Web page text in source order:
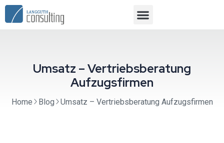
Umsatz – Vertriebsberatung
Aufzugsfirmen
Home Blog Umsatz – Vertriebsberatung Aufzugsfirmen